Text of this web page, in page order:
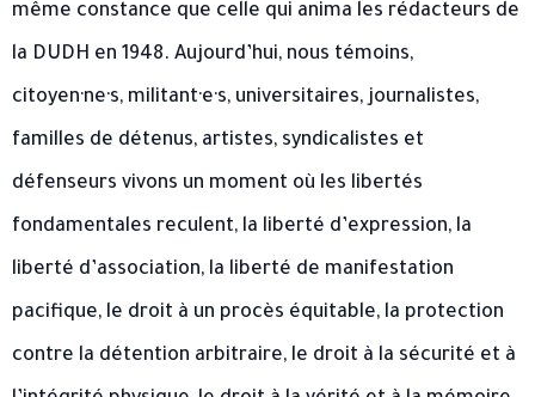
même constance que celle qui anima les rédacteurs de
la DUDH en 1948. Aujourd’hui, nous témoins,
citoyen·ne·s, militant·e·s, universitaires, journalistes,
familles de détenus, artistes, syndicalistes et
défenseurs vivons un moment où les libertés
fondamentales reculent, la liberté d’expression, la
liberté d’association, la liberté de manifestation
pacifique, le droit à un procès équitable, la protection
contre la détention arbitraire, le droit à la sécurité et à